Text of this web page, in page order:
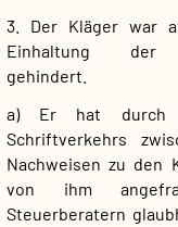
3. Der Kläger war
Einhaltung der
gehindert.
a) Er hat durch
Schriftverkehrs
Nachweisen zu den
von ihm
Steuerberatern